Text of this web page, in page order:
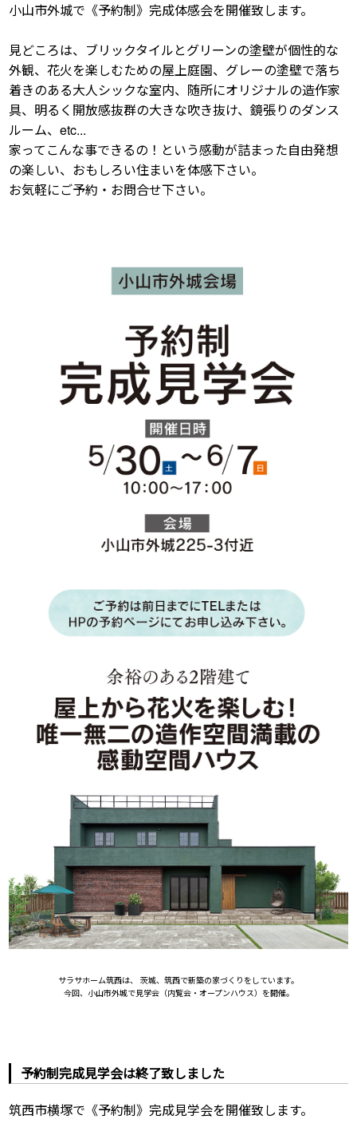
小山市外城で《予約制》完成体感会を開催致します。
見どころは、ブリックタイルとグリーンの塗壁が個性的な
外観、花火を楽しむための屋上庭園、グレーの塗壁で落ち
着きのある大人シックな室内、随所にオリジナルの造作家
具、明るく開放感抜群の大きな吹き抜け、鏡張りのダンス
ルーム、etc...
家ってこんな事できるの！という感動が詰まった自由発想
の楽しい、おもしろい住まいを体感下さい。
お気軽にご予約・お問合せ下さい。
サラサホーム筑西は、 茨城、筑西で新築の家づくりをしています。
今回、小山市外城で見学会（内覧会・オープンハウス）を開催。
予約制完成見学会は終了致しました
筑西市横塚で《予約制》完成見学会を開催致します。